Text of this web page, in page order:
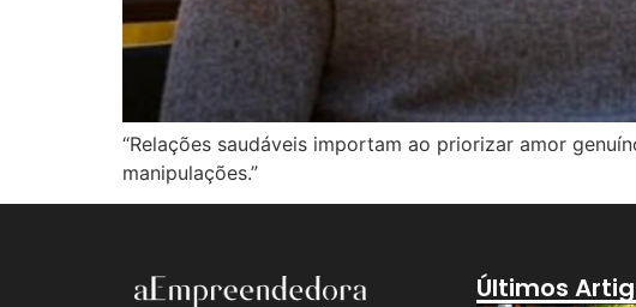
“Relações saudáveis importam ao priorizar amor
manipulações.”
Últimos